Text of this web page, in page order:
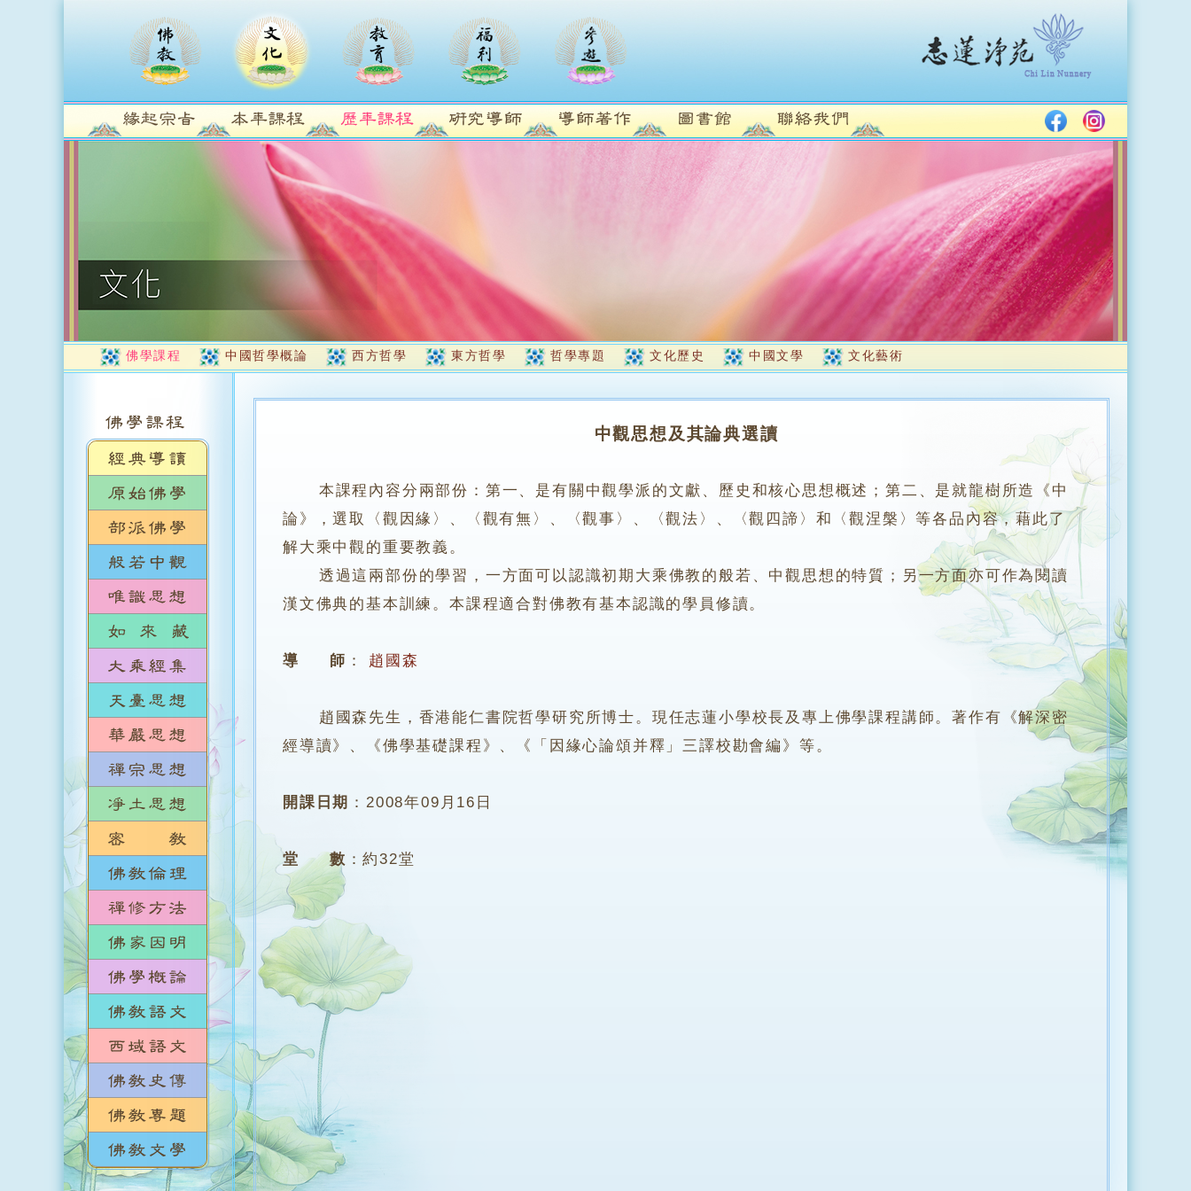
佛學課程 中國哲學概論 西方哲學 東方哲學 哲學專題 文化歷史 中國文學 文化藝術
中觀思想及其論典選讀
本課程內容分兩部份：第一、是有關中觀學派的文獻、歷史和核心思想概述；第二、是就龍樹所造《中
論》，選取〈觀因緣〉、〈觀有無〉、〈觀事〉、〈觀法〉、〈觀四諦〉和〈觀涅槃〉等各品內容，藉此了
解大乘中觀的重要教義。
透過這兩部份的學習，一方面可以認識初期大乘佛教的般若、中觀思想的特質；另一方面亦可作為閱讀
漢文佛典的基本訓練。本課程適合對佛教有基本認識的學員修讀。
導 師 ： 趙國森
趙國森先生，香港能仁書院哲學研究所博士。現任志蓮小學校長及專上佛學課程講師。著作有《解深密
經導讀》、《佛學基礎課程》、《「因緣心論頌并釋」三譯校勘會編》等。
開課日期 ：2008年09月16日
堂 數 ：約32堂